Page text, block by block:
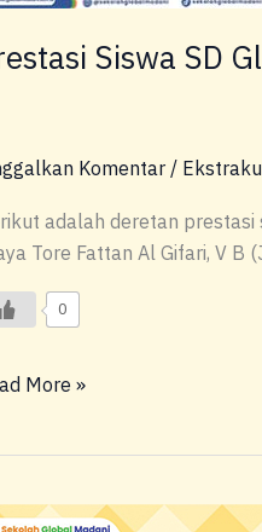
Siswa SD
Komentar/
adalah deretan
Tore Fattan Al Gifari, V B
0
More »